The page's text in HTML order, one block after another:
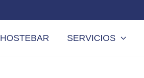
HOSTEBAR SERVICIOS